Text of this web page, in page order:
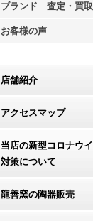
ブランド 査定・買取
お客様の声
店舗紹介
アクセスマップ
当店の新型コロナウ
対策について
龍善窯の陶器販売